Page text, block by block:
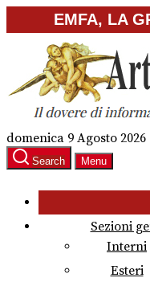
to
content
EMFA, LA
domenica 9 Agosto 2026
Search Menu
Sezioni
Interni
Esteri